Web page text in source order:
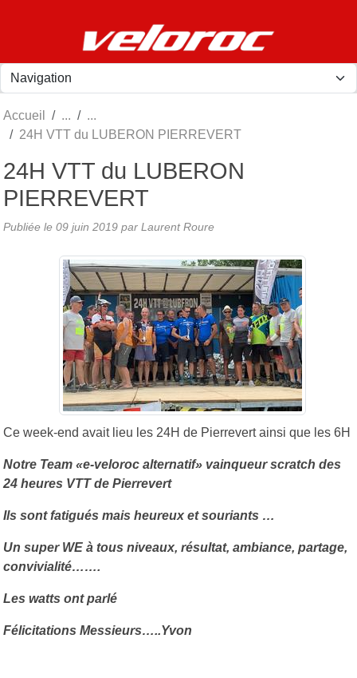
Accueil
24H VTT du LUBERON PIERREVERT
24H VTT du LUBERON
PIERREVERT
Publiée le 09 juin 2019 par Laurent Roure
Ce week-end avait lieu les 24H de Pierrevert ainsi que les 6H
Notre Team «e-veloroc alternatif» vainqueur scratch des
24 heures VTT de Pierrevert
Ils sont fatigués mais heureux et souriants …
Un super WE à tous niveaux, résultat, ambiance, partage,
convivialité…….
Les watts ont parlé
Félicitations Messieurs…..Yvon